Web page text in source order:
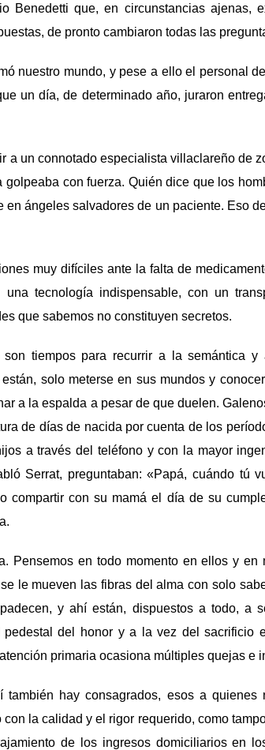
Benedetti que, en circunstancias ajenas,
de pronto cambiaron todas las
nuestro mundo, y pese a ello el personal
un día, de determinado año, juraron
a un connotado especialista villaclareño de
golpeaba con fuerza. Quién dice que los
en ángeles salvadores de un paciente. Eso
muy difíciles ante la falta de
tecnología indispensable, con un
que sabemos no constituyen secretos.
tiempos para recurrir a la semántica y
solo meterse en sus mundos y
a la espalda a pesar de que duelen.
de días de nacida por cuenta de los
a través del teléfono y con la mayor
Serrat, preguntaban: «Papá, cuándo tú
compartir con su mamá el día de su
Pensemos en todo momento en ellos y
le mueven las fibras del alma con solo
y ahí están, dispuestos a todo, a
pedestal del honor y a la vez del sacrificio
primaria ocasiona múltiples quejas e
también hay consagrados, esos a quienes
la calidad y el rigor requerido, como
de los ingresos domiciliarios en